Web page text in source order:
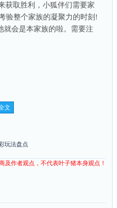
取胜利，小狐伴们需要家
验整个家族的凝聚力的时刻!
就会是本家族的啦。需要注
文
玩法盘点
及作者观点，不代表叶子猪本身观点！